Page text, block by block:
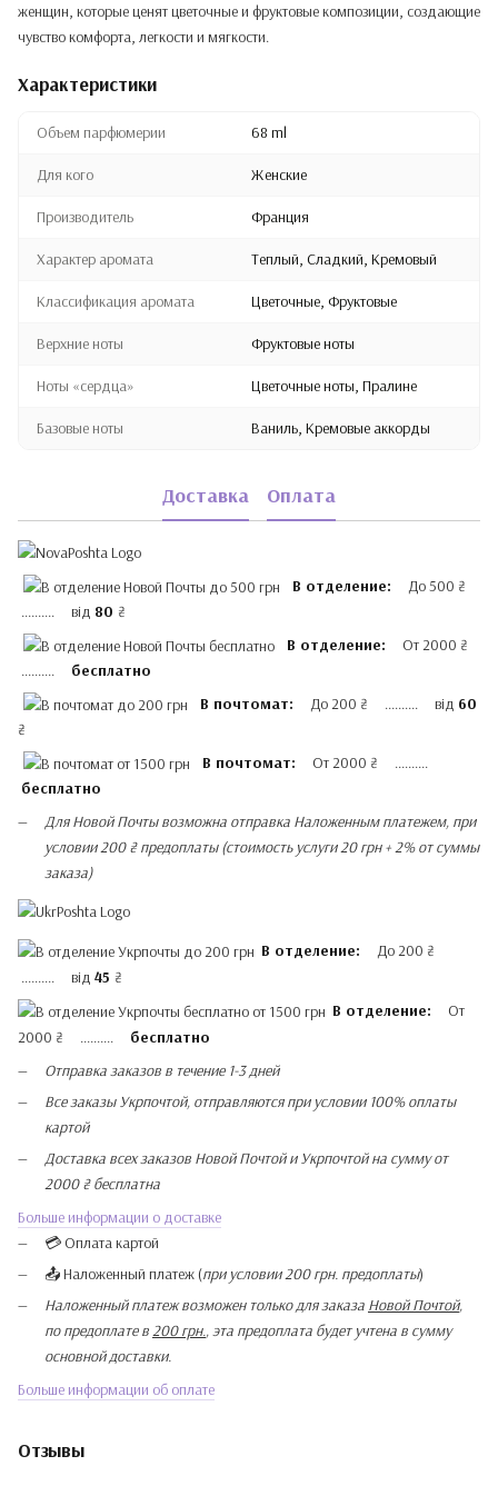
женщин, которые ценят цветочные и фруктовые композиции, создающие
чувство комфорта, легкости и мягкости.
Характеристики
Объем парфюмерии 68 ml
Для кого Женские
Производитель Франция
Характер аромата Теплый, Сладкий, Кремовый
Классификация аромата Цветочные, Фруктовые
Верхние ноты Фруктовые ноты
Ноты «сердца» Цветочные ноты, Пралине
Базовые ноты Ваниль, Кремовые аккорды
Доставка Оплата
В отделение: До 500 ₴
.......... від 80 ₴
В отделение: От 2000 ₴
.......... бесплатно
В почтомат: До 200 ₴ .......... від 60
₴
В почтомат: От 2000 ₴ ..........
бесплатно
Для Новой Почты возможна отправка Наложенным платежем, при
условии 200 ₴ предоплаты (стоимость услуги 20 грн + 2% от суммы
заказа)
В отделение: До 200 ₴
.......... від 45 ₴
В отделение: От
2000 ₴ .......... бесплатно
Отправка заказов в течение 1-3 дней
Все заказы Укрпочтой, отправляются при условии 100% оплаты
картой
Доставка всех заказов Новой Почтой и Укрпочтой на сумму от
2000 ₴ бесплатна
Больше информации о доставке
💳 Оплата картой
📤 Наложенный платеж (при условии 200 грн. предоплаты)
Наложенный платеж возможен только для заказа Новой Почтой,
по предоплате в200 грн., эта предоплата будет учтена в сумму
основной доставки.
Больше информации об оплате
Отзывы